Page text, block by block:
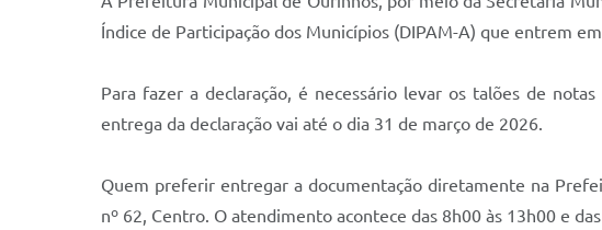
Índice de Participação dos Municípios (DIPAM-A) que entrem
Para fazer a declaração, é necessário levar os talões de
entrega da declaração vai até o dia 31 de março de 2026.
Quem preferir entregar a documentação diretamente na
nº 62, Centro. O atendimento acontece das 8h00 às 13h00 e